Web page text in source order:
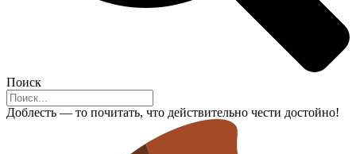
Поиск
Доблесть — то почитать, что действительно чести достойно!